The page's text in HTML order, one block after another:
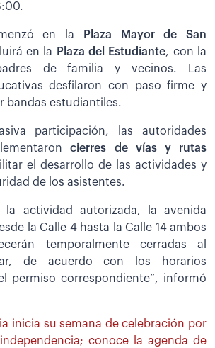
en la
Plaza Mayor de San
en la Plaza del Estudiante, con la
de familia y vecinos. Las
desfilaron con paso firme y
bandas estudiantiles.
participación, las autoridades
cierres de vías y rutas
el desarrollo de las actividades y
de los asistentes.
la actividad autorizada, la avenida
la Calle 4 hasta la Calle 14 ambos
temporalmente cerradas al
de acuerdo con los horarios
permiso correspondiente”, informó
inicia su semana de celebración por
conoce la agenda de